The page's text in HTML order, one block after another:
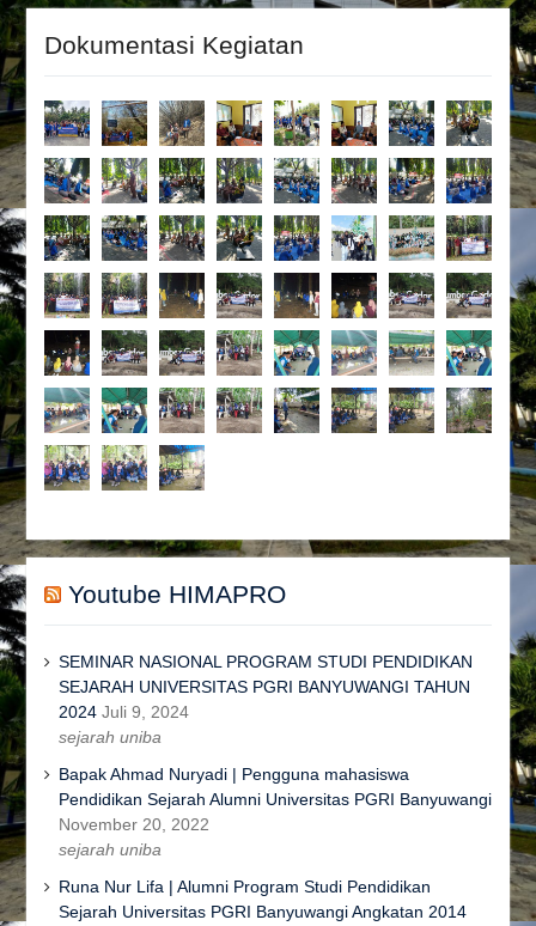
Dokumentasi Kegiatan
Youtube HIMAPRO
SEMINAR NASIONAL PROGRAM STUDI PENDIDIKAN
SEJARAH UNIVERSITAS PGRI BANYUWANGI TAHUN
2024 Juli 9, 2024
sejarah uniba
Bapak Ahmad Nuryadi | Pengguna mahasiswa
Pendidikan Sejarah Alumni Universitas PGRI Banyuwangi
November 20, 2022
sejarah uniba
Runa Nur Lifa | Alumni Program Studi Pendidikan
Sejarah Universitas PGRI Banyuwangi Angkatan 2014